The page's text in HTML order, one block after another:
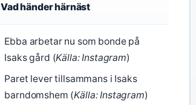
Vad händer härnäst
Ebba arbetar nu som bonde på
Isaks gård (Källa: Instagram)
Paret lever tillsammans i Isaks
barndomshem (Källa: Instagram)